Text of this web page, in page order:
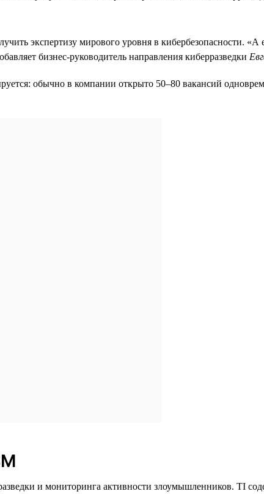
экспертизу мирового уровня в кибербезопасности.
бизнес-руководитель направления киберразведки
обычно в компании открыто 50–80 вакансий
и мониторинга активности злоумышленников. TI